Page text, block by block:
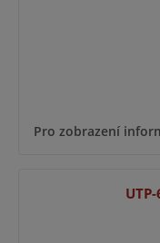
Pro zobrazení